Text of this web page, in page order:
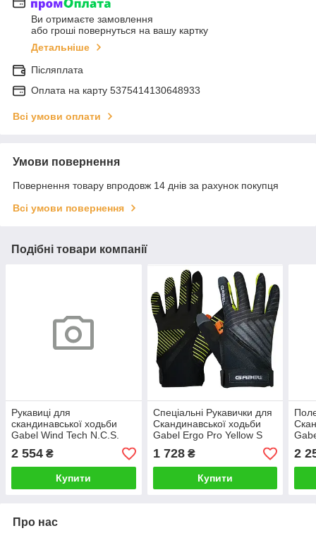
Ви отримаєте замовлення
або гроші повернуться на вашу картку
Детальніше
Післяплата
Оплата на карту 5375414130648933
Всі умови оплати
Умови повернення
Повернення товару впродовж 14 днів за рахунок покупця
Всі умови повернення
Подібні товари компанії
Рукавиці для
скандинавської ходьби
Gabel Wind Tech N.C.S.
(8015012100008)
2 554 ₴
Купити
Спеціальні Рукавички для
Cкандинавської ходьби
Gabel Ergo Pro Yellow S
1 728₴
Купити
2
Про нас